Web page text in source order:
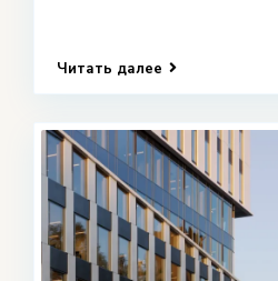
Читать далее